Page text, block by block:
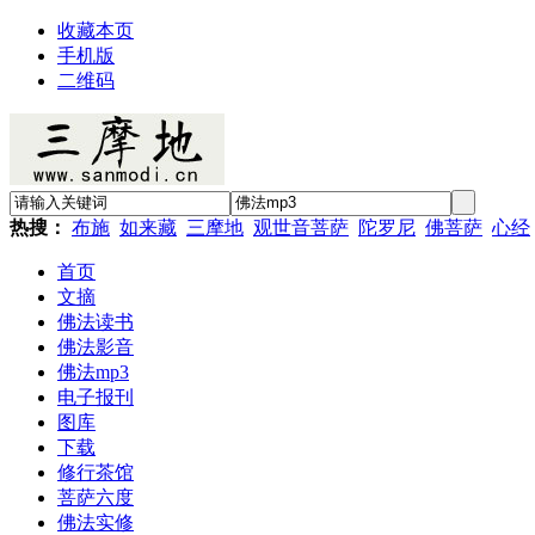
收藏本页
手机版
二维码
热搜： 布施 如来藏 三摩地 观世音菩萨 陀罗尼 佛菩萨 心经
首页
文摘
佛法读书
佛法影音
佛法mp3
电子报刊
图库
下载
修行茶馆
菩萨六度
佛法实修